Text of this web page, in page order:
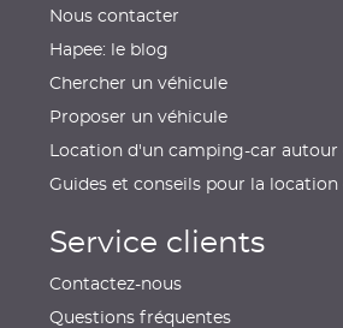
Nous contacter
Hapee: le blog
Chercher un véhicule
Proposer un véhicule
Location d'un camping-car autour
Guides et conseils pour la
Service clients
Contactez-nous
Questions fréquentes